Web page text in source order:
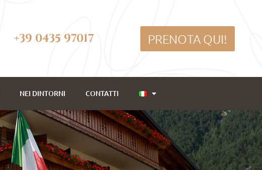
+39 0435 97017 PRENOTA QUI!
NEI DINTORNI CONTATTI